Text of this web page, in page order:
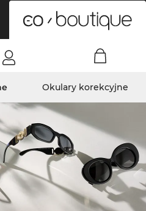
Okulary korekcyjne